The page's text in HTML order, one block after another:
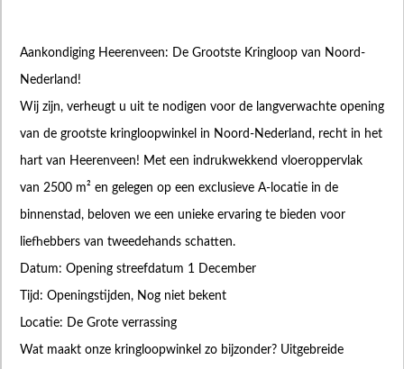
Aankondiging Heerenveen: De Grootste Kringloop van Noord-
Nederland!
Wij zijn, verheugt u uit te nodigen voor de langverwachte opening
van de grootste kringloopwinkel in Noord-Nederland, recht in het
hart van Heerenveen! Met een indrukwekkend vloeroppervlak
van 2500 m² en gelegen op een exclusieve A-locatie in de
binnenstad, beloven we een unieke ervaring te bieden voor
liefhebbers van tweedehands schatten.
Datum: Opening streefdatum 1 December
Tijd: Openingstijden, Nog niet bekent
Locatie: De Grote verrassing
Wat maakt onze kringloopwinkel zo bijzonder? Uitgebreide